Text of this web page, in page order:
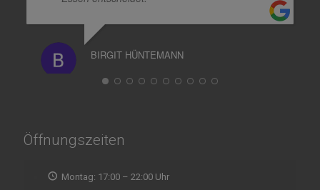
BIRGIT HÜNTEMANN
Öffnungszeiten
Montag: 17:00 – 22:00 Uhr